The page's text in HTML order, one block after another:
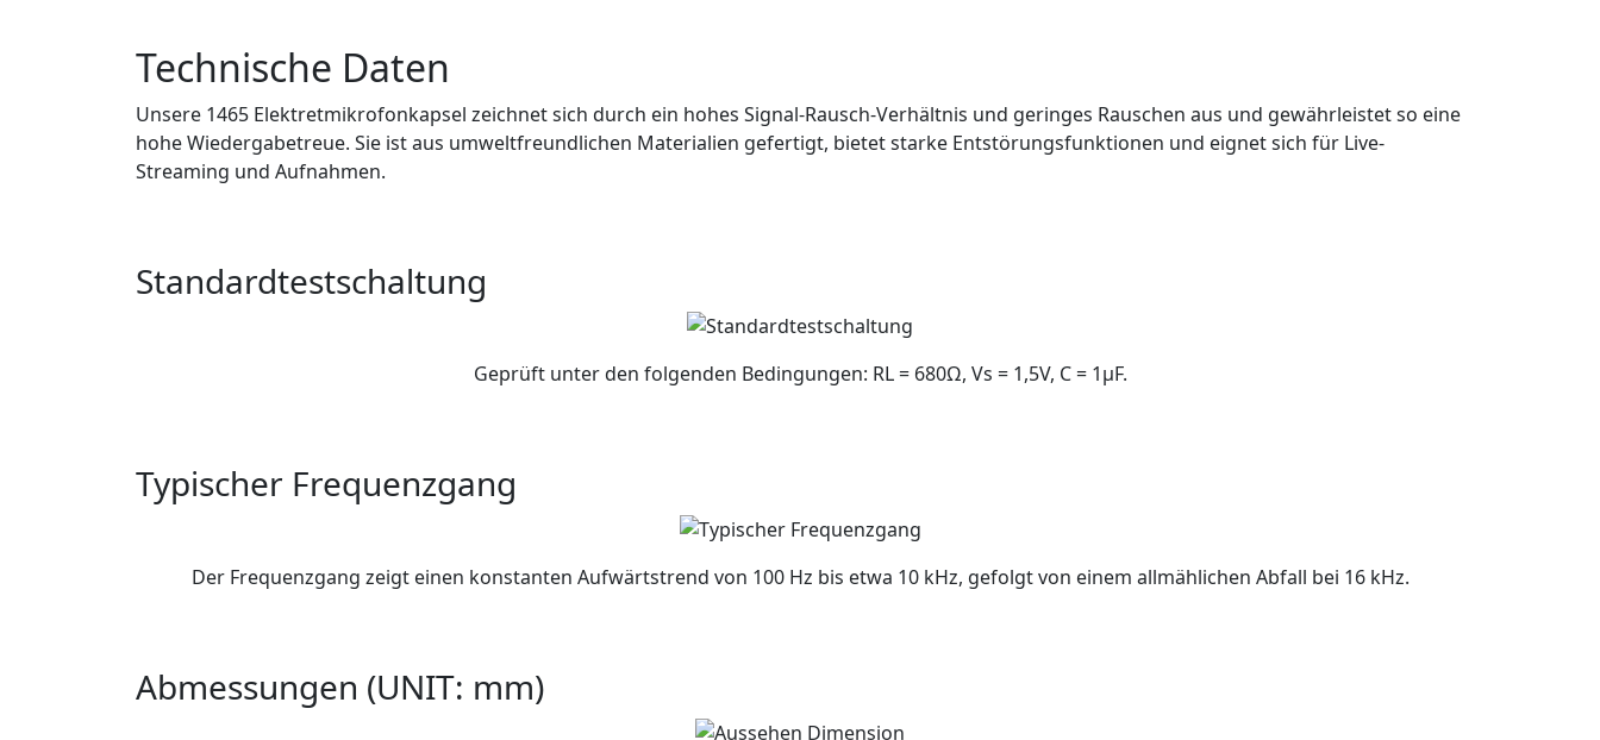
Technische Daten
Unsere 1465 Elektretmikrofonkapsel zeichnet sich durch ein hohes Signal-Rausch-Verhältnis und geringes Rauschen aus und gewährleistet so eine
hohe Wiedergabetreue. Sie ist aus umweltfreundlichen Materialien gefertigt, bietet starke Entstörungsfunktionen und eignet sich für Live-
Streaming und Aufnahmen.
Standardtestschaltung
Geprüft unter den folgenden Bedingungen: RL = 680Ω, Vs = 1,5V, C = 1µF.
Typischer Frequenzgang
Der Frequenzgang zeigt einen konstanten Aufwärtstrend von 100 Hz bis etwa 10 kHz, gefolgt von einem allmählichen Abfall bei 16 kHz.
Abmessungen (UNIT: mm)